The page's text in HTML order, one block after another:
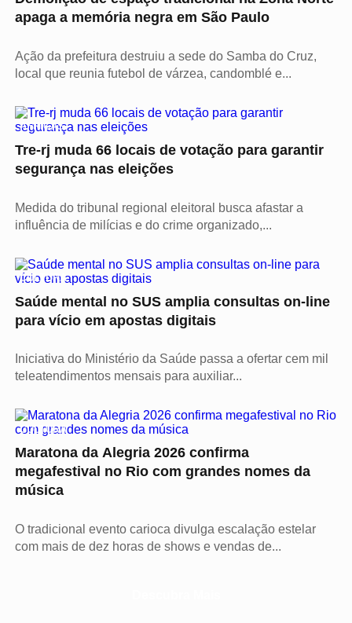
apaga a memória negra em São Paulo
Ação da prefeitura destruiu a sede do Samba do Cruz,
local que reunia futebol de várzea, candomblé e...
ÁFRICAS
Tre-rj muda 66 locais de votação para garantir
segurança nas eleições
Medida do tribunal regional eleitoral busca afastar a
influência de milícias e do crime organizado,...
CULTURA
Saúde mental no SUS amplia consultas on-line
para vício em apostas digitais
Iniciativa do Ministério da Saúde passa a ofertar cem mil
teleatendimentos mensais para auxiliar...
CULTURA
Maratona da Alegria 2026 confirma
megafestival no Rio com grandes nomes da
música
O tradicional evento carioca divulga escalação estelar
com mais de dez horas de shows e vendas de...